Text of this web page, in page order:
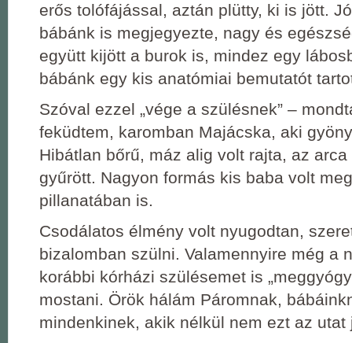
erős tolófájással, aztán plütty, ki is jött.
bábánk is megjegyezte, nagy és
együtt kijött a burok is, mindez egy
bábánk egy kis anatómiai bemutatót
Szóval ezzel „vége a szülésnek” –
feküdtem, karomban Majácska, aki
Hibátlan bőrű, máz alig volt rajta, az
gyűrött. Nagyon formás kis baba volt
pillanatában is.
Csodálatos élmény volt nyugodtan,
bizalomban szülni. Valamennyire még a
korábbi kórházi szülésemet is
mostani. Örök hálám Páromnak,
mindenkinek, akik nélkül nem ezt az utat